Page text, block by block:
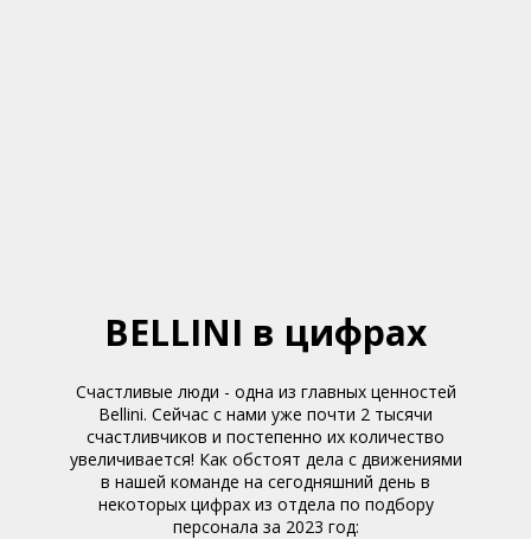
Счастливые люди - одна из главных ценностей
Bellini. Сейчас с нами уже почти 2 тысячи
счастливчиков и постепенно их количество
увеличивается! Как обстоят дела с движениями
в нашей команде на сегодняшний день в
некоторых цифрах из отдела по подбору
персонала за 2023 год:
BELLINI в цифрах